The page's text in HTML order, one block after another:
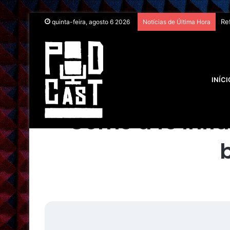
quinta-feira, agosto 6 2026 Notícias de Última Hora
Início /
Como a fé